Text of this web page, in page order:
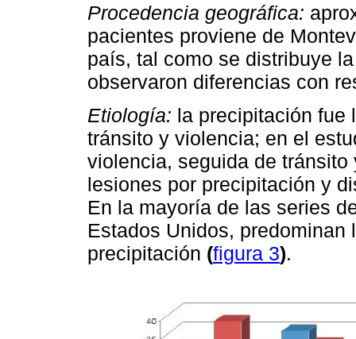
Procedencia geográfica:
pacientes proviene de
país, tal como se distribuye
observaron diferencias con
Etiología: la precipitación fue
tránsito y violencia; en el
violencia, seguida de
lesiones por precipitación y
En la mayoría de las series
Estados Unidos,
precipitación (figura 3).